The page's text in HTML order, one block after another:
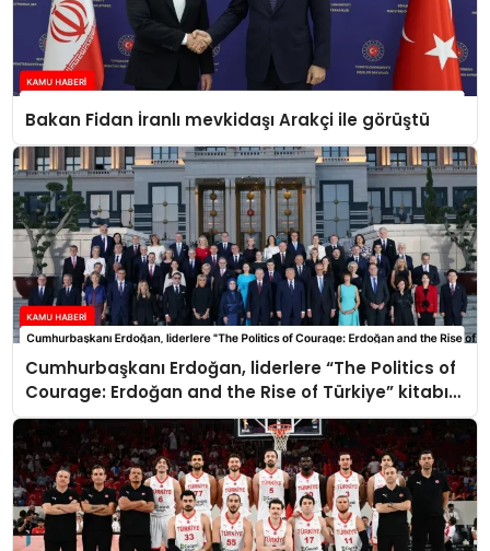
Bakan Fidan İranlı mevkidaşı Arakçi ile görüştü
Cumhurbaşkanı Erdoğan, liderlere “The Politics of
Courage: Erdoğan and the Rise of Türkiye” kitabını
takdim etti